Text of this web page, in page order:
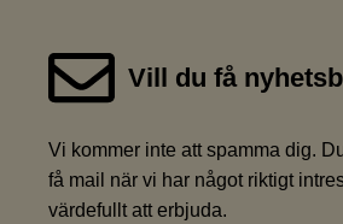
Vill du få
Vi kommer inte att spamma dig.
få mail när vi har något riktigt
värdefullt att erbjuda.